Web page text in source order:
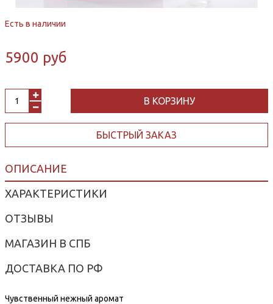
Есть в наличии
5900 руб
В КОРЗИНУ
БЫСТРЫЙ ЗАКАЗ
ОПИСАНИЕ
ХАРАКТЕРИСТИКИ
ОТЗЫВЫ
МАГАЗИН В СПБ
ДОСТАВКА ПО РФ
Чувственный нежный аромат